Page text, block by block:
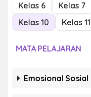
Kelas 6
Kelas 7
Kelas 10
Kelas 11
MATA PELAJARAN
Emosional Sosial